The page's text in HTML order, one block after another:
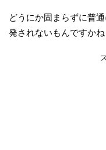
どうにか固まらずに普
発されないもんですか